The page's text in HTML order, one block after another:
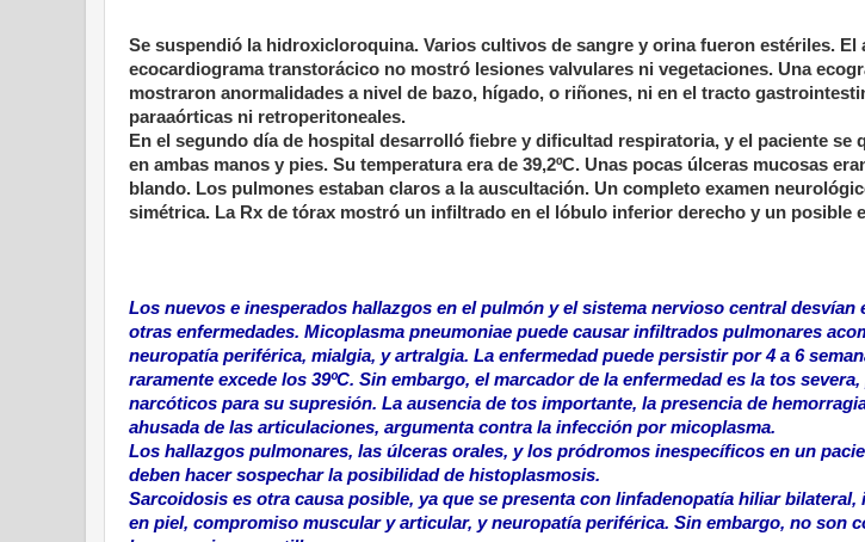
Se suspendió la hidroxicloroquina. Varios cultivos de sangre y orina fueron estériles. El
ecocardiograma transtorácico no mostró lesiones valvulares ni vegetaciones. Una
mostraron anormalidades a nivel de bazo, hígado, o riñones, ni en el tracto
paraaórticas ni retroperitoneales.
En el segundo día de hospital desarrolló fiebre y dificultad respiratoria, y el paciente se
en ambas manos y pies. Su temperatura era de 39,2ºC. Unas pocas úlceras mucosas
blando. Los pulmones estaban claros a la auscultación. Un completo examen
simétrica. La Rx de tórax mostró un infiltrado en el lóbulo inferior derecho y un posible
Los nuevos e inesperados hallazgos en el pulmón y el sistema nervioso central
otras enfermedades. Micoplasma pneumoniae puede causar infiltrados pulmonares
neuropatía periférica, mialgia, y artralgia. La enfermedad puede persistir por 4 a 6
raramente excede los 39ºC. Sin embargo, el marcador de la enfermedad es la tos
narcóticos para su supresión. La ausencia de tos importante, la presencia de
ahusada de las articulaciones, argumenta contra la infección por micoplasma.
Los hallazgos pulmonares, las úlceras orales, y los pródromos inespecíficos en un
deben hacer sospechar la posibilidad de histoplasmosis.
Sarcoidosis es otra causa posible, ya que se presenta con linfadenopatía hiliar
en piel, compromiso muscular y articular, y neuropatía periférica. Sin embargo, no son